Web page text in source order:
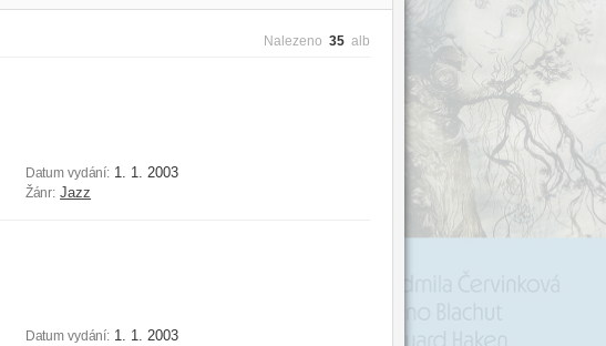
Nalezeno 35 alb
Datum vydání: 1. 1. 2003
Žánr: Jazz
Datum vydání: 1. 1. 2003